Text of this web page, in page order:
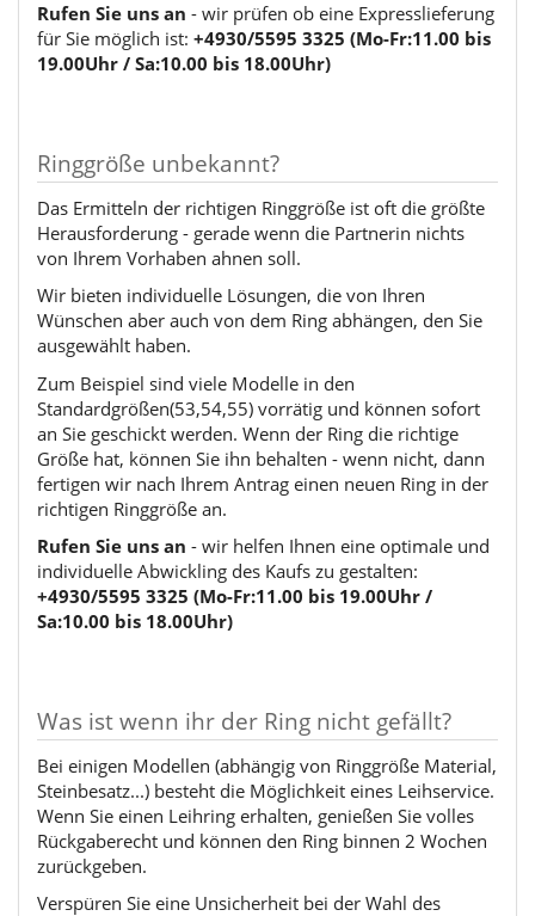
Rufen Sie uns an - wir prüfen ob eine Expresslieferung
für Sie möglich ist: +4930/5595 3325 (Mo-Fr:11.00 bis
19.00Uhr / Sa:10.00 bis 18.00Uhr)
Ringgröße unbekannt?
Das Ermitteln der richtigen Ringgröße ist oft die größte
Herausforderung - gerade wenn die Partnerin nichts
von Ihrem Vorhaben ahnen soll.
Wir bieten individuelle Lösungen, die von Ihren
Wünschen aber auch von dem Ring abhängen, den Sie
ausgewählt haben.
Zum Beispiel sind viele Modelle in den
Standardgrößen(53,54,55) vorrätig und können sofort
an Sie geschickt werden. Wenn der Ring die richtige
Größe hat, können Sie ihn behalten - wenn nicht, dann
fertigen wir nach Ihrem Antrag einen neuen Ring in der
richtigen Ringgröße an.
Rufen Sie uns an - wir helfen Ihnen eine optimale und
individuelle Abwickling des Kaufs zu gestalten:
+4930/5595 3325 (Mo-Fr:11.00 bis 19.00Uhr /
Sa:10.00 bis 18.00Uhr)
Was ist wenn ihr der Ring nicht gefällt?
Bei einigen Modellen (abhängig von Ringgröße Material,
Steinbesatz...) besteht die Möglichkeit eines Leihservice.
Wenn Sie einen Leihring erhalten, genießen Sie volles
Rückgaberecht und können den Ring binnen 2 Wochen
zurückgeben.
Verspüren Sie eine Unsicherheit bei der Wahl des